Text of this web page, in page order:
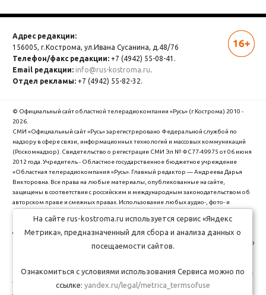
Адрес редакции:
156005, г.Кострома, ул.Ивана Сусанина, д.48/76
Телефон/факс редакции: +7 (4942) 55-08-41.
Email редакции: info@rus-kostroma.ru.
Отдел рекламы: +7 (4942) 55-82-32.
© Официальный сайт областной телерадиокомпании «Русь» (г.Кострома) 2010 -
2026.
СМИ «Официальный сайт «Русь» зарегистрировано Федеральной службой по
надзору в сфере связи, информационных технологий и массовых коммуникаций
(Роскомнадзор). Cвидетельство о регистрации СМИ Эл № ФС77-49975 от 06 июня
2012 года. Учредитель - Областное государственное бюджетное учреждение
«Областная телерадиокомпания «Русь». Главный редактор — Андреева Дарья
Викторовна. Все права на любые материалы, опубликованные на сайте,
защищены в соответствии с российским и международным законодательством об
авторском праве и смежных правах. Использование любых аудио-, фото- и
правообладателя и со ссылкой на сайт "rus-kostroma.ru" (для интернет-проектов -
с гиперссылкой).
ОГБУ Областная телерадиокомпания "Русь" использует cookie (файлы с данными о
браузера. Обработка Ваших персональных данных производится в соответствии с
требованиями Федерального закона от 27.07.2006 № 152-Ф3 "О персональных
данных".
На сайте rus-kostroma.ru используется сервис «Яндекс
Метрика», предназначенный для сбора и анализа данных о
посещаемости сайтов.
Ознакомиться с условиями использования Сервиса можно по
ссылке: yandex.ru/legal/metrica_termsofuse